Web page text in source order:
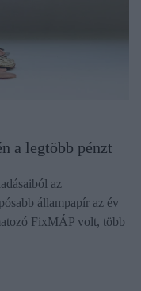
a legtöbb pénzt
az
állampapír az év
FixMÁP volt, több